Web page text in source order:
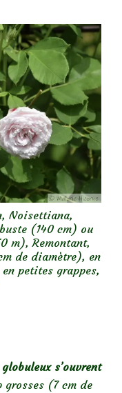
Noisettiana,
(140 cm) ou
m), Remontant,
de diamètre), en
petites grappes,
s’ouvrent
grosses (7 cm de